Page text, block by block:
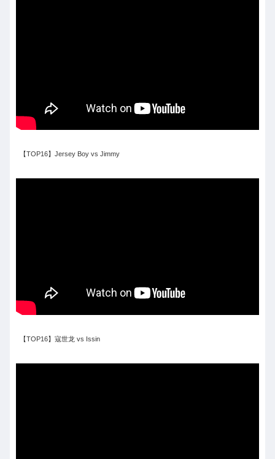
【TOP16】Jersey Boy vs Jimmy
【TOP16】寇世龙 vs Issin